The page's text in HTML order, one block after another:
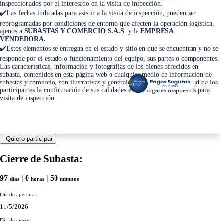
inspeccionados por el interesado en la visita de inspección.
✔️Las fechas indicadas para asistir a la visita de inspección, pueden ser
reprogramadas por condiciones de entorno que afecten la operación logística,
ajenos a SUBASTAS Y COMERCIO S.A.S. y la EMPRESA
VENDEDORA.
✔️Estos elementos se entregan en el estado y sitio en que se encuentran y no se
responde por el estado o funcionamiento del equipo, sus partes o componentes.
Las características, información y fotografías de los bienes ofrecidos en
subasta, contenidos en esta página web o cualquier medio de información de
subastas y comercio, son ilustrativas y generales, siendo responsabilidad de los
participantes la confirmación de sus calidades en los lugares dispuestos para
visita de inspección.
Quiero participar
Cierre de Subasta:
97 días | 0 horas | 50 minutos
Día de apertura:
11/5/2026
< >